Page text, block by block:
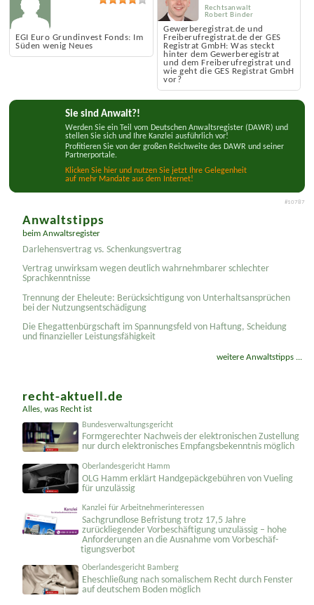
EGI Euro Grundinvest Fonds: Im
Gewerberegistrat.de und
Freiberufregistrat.de der GES
Registrat GmbH: Was steckt
hinter dem Gewerberegistrat
und dem Freiberufregistrat und
wie geht die GES Registrat GmbH
vor?
Rechtsanwalt
Robert Binder
Sie sind Anwalt?!
Werden Sie ein Teil vom Deutschen Anwaltsregister (DAWR) und
stellen Sie sich und Ihre Kanzlei ausführlich vor!
Profitieren Sie von der großen Reichweite des DAWR und seiner
Partnerportale.
Klicken Sie hier und nutzen Sie jetzt Ihre Gelegenheit
Anwaltstipps
beim Anwaltsregister
Darlehensvertrag vs. Schenkungsvertrag
Sprachkenntnisse
bei der Nutzungsentschädigung
recht-aktuell.de
Alles, was Recht ist
Bundesverwaltungsgericht
nur durch elektronisches Empfangsbekenntnis möglich
Oberlandesgericht Hamm
für unzulässig
Kanzlei für Arbeitnehmerinteressen
Sachgrundlose Befristung trotz 17,5 Jahre
zurückliegender Vorbeschäftigung unzulässig – hohe
tigungsverbot
Oberlandesgericht Bamberg